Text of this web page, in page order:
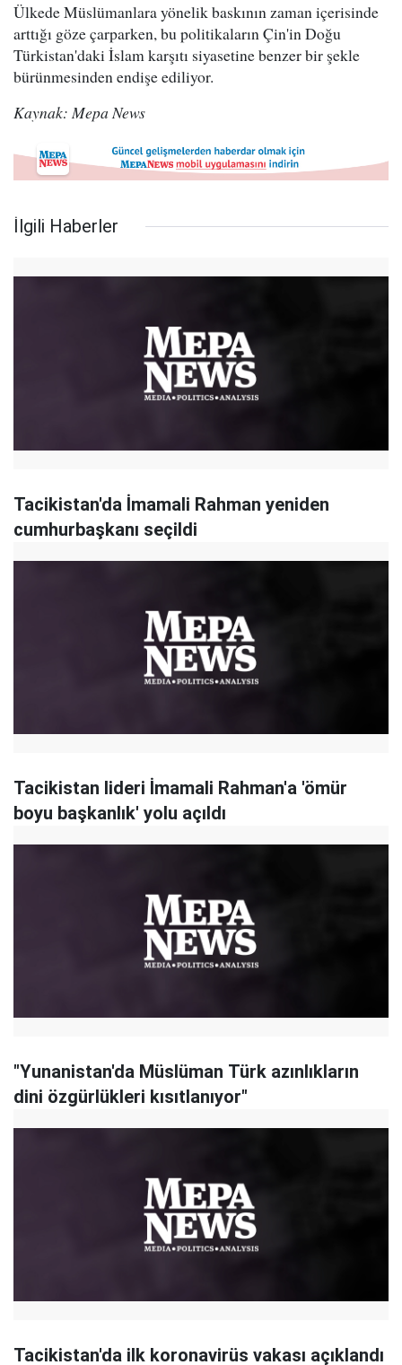
Ülkede Müslümanlara yönelik baskının zaman içerisinde
arttığı göze çarparken, bu politikaların Çin'in Doğu
Türkistan'daki İslam karşıtı siyasetine benzer bir şekle
bürünmesinden endişe ediliyor.
Kaynak: Mepa News
İlgili Haberler
Tacikistan'da İmamali Rahman yeniden
cumhurbaşkanı seçildi
Tacikistan lideri İmamali Rahman'a 'ömür
boyu başkanlık' yolu açıldı
"Yunanistan'da Müslüman Türk azınlıkların
dini özgürlükleri kısıtlanıyor"
Tacikistan'da ilk koronavirüs vakası açıklandı